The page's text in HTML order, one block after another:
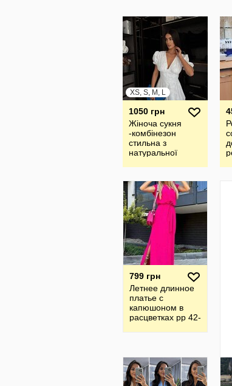
XS, S, M, L
1050 грн
Жіноча сукня
-комбінезон
стильна з
натуральної
799 грн
Летнее длинное
платье с
капюшоном в
расцветках рр 42-